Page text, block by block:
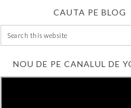
CAUTA PE BLOG
NOU DE PE CANALUL DE